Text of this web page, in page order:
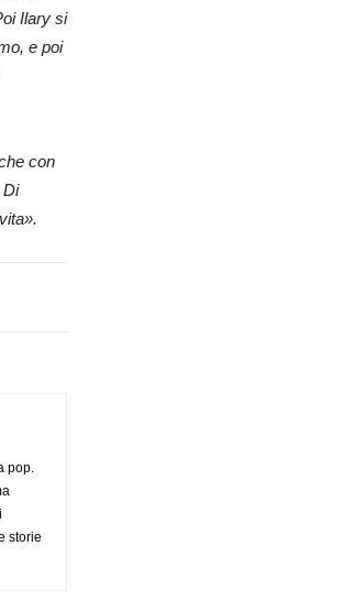
Ilary si
e poi
con
Di
pop.
storie